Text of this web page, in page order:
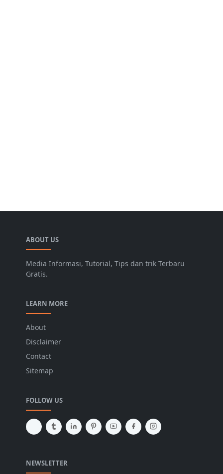
ABOUT US
Media Informasi, Tutorial, Tips dan trik Terbaru
Gratis.
LEARN MORE
About
Disclaimer
Contact
Sitemap
FOLLOW US
NEWSLETTER